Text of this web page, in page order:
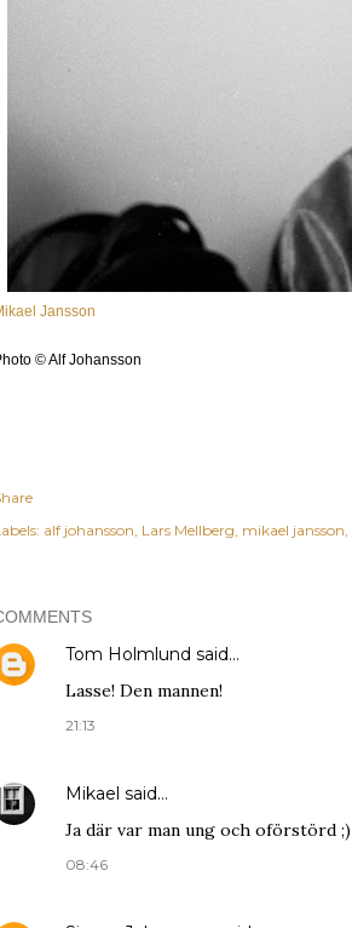
Jansson
© Alf Johansson
alf johansson Lars Mellberg mikael jansson
Tom Holmlund said…
Lasse! Den mannen!
21:13
Mikael said…
Ja där var man ung och oförstörd ;)
08:46